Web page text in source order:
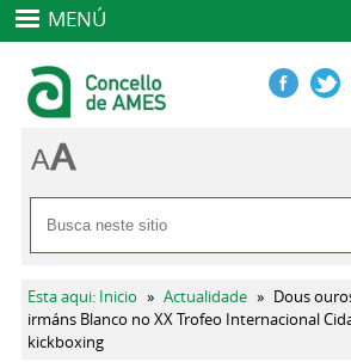
MENÚ
Formulario de busca
Buscar
Vostede está aquí
Esta aqui: Inicio » Actualidade » Dous
irmáns Blanco no XX Trofeo Internacional
kickboxing